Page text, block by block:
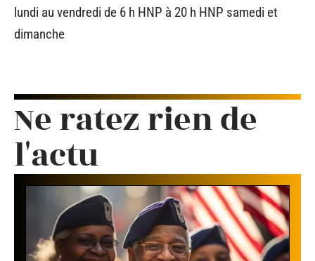
lundi au vendredi de 6 h HNP à 20 h HNP samedi et
dimanche
Ne ratez rien de
l'actu